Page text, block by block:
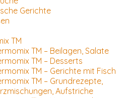
Gerichte
TM
TM – Beilagen, Salate
TM – Desserts
TM – Gerichte mit Fisch
TM – Grundrezepte,
Aufstriche